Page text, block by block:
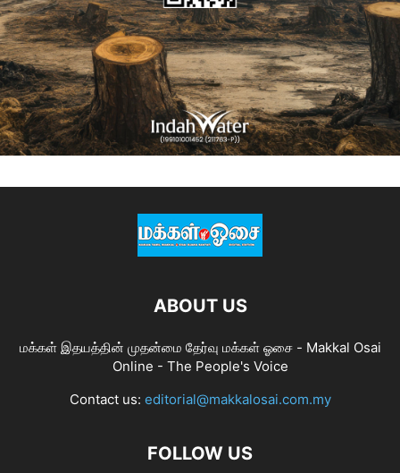
ABOUT US
மக்கள் இதயத்தின் முதன்மை தேர்வு மக்கள் ஓசை - Makkal Osai
Online - The People's Voice
Contact us: editorial@makkalosai.com.my
FOLLOW US